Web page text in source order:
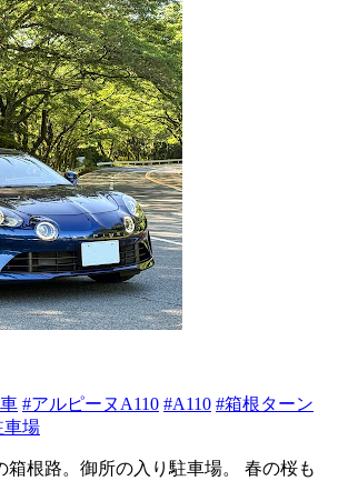
#アルピーヌA110 #A110 #箱根ターン
車場
箱根路。御所の入り駐車場。 春の桜も